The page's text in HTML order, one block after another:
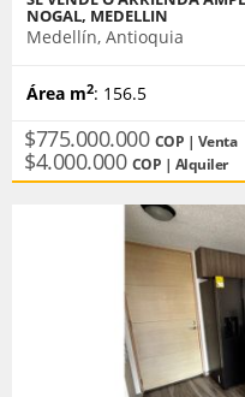
NOGAL, MEDELLIN
Medellín, Antioquia
Área m2: 156.5
$775.000.000 COP | Venta
$4.000.000 COP | Alquiler